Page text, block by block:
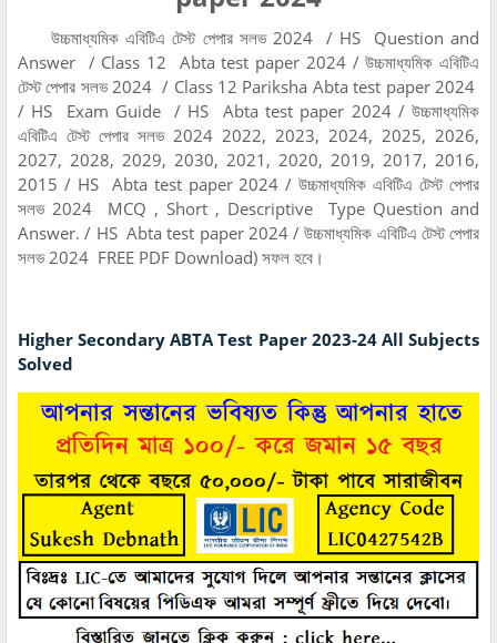
উচ্চমাধ্যমিক এবিটিএ টেস্ট পেপার সলভ 2024 / HS Question and
Answer / Class 12 Abta test paper 2024 / উচ্চমাধ্যমিক এবিটিএ
টেস্ট পেপার সলভ 2024 / Class 12 Pariksha Abta test paper 2024
/ HS Exam Guide / HS Abta test paper 2024 / উচ্চমাধ্যমিক
এবিটিএ টেস্ট পেপার সলভ 2024 2022, 2023, 2024, 2025, 2026,
2027, 2028, 2029, 2030, 2021, 2020, 2019, 2017, 2016,
2015 / HS Abta test paper 2024 / উচ্চমাধ্যমিক এবিটিএ টেস্ট পেপার
সলভ 2024 MCQ , Short , Descriptive Type Question and
Answer. / HS Abta test paper 2024 / উচ্চমাধ্যমিক এবিটিএ টেস্ট পেপার
সলভ 2024 FREE PDF Download) সফল হবে।
Higher Secondary ABTA Test Paper 2023-24 All Subjects
Solved